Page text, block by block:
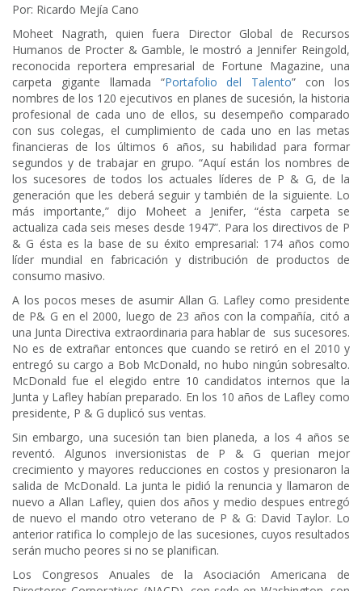
Por: Ricardo Mejía Cano
Moheet Nagrath, quien fuera Director Global de Recursos
Humanos de Procter & Gamble, le mostró a Jennifer Reingold,
reconocida reportera empresarial de Fortune Magazine, una
carpeta gigante llamada “Portafolio del Talento” con los
nombres de los 120 ejecutivos en planes de sucesión, la historia
profesional de cada uno de ellos, su desempeño comparado
con sus colegas, el cumplimiento de cada uno en las metas
financieras de los últimos 6 años, su habilidad para formar
segundos y de trabajar en grupo. “Aquí están los nombres de
los sucesores de todos los actuales líderes de P & G, de la
generación que les deberá seguir y también de la siguiente. Lo
más importante,” dijo Moheet a Jenifer, “ésta carpeta se
actualiza cada seis meses desde 1947”. Para los directivos de P
& G ésta es la base de su éxito empresarial: 174 años como
líder mundial en fabricación y distribución de productos de
consumo masivo.
A los pocos meses de asumir Allan G. Lafley como presidente
de P& G en el 2000, luego de 23 años con la compañía, citó a
una Junta Directiva extraordinaria para hablar de sus sucesores.
No es de extrañar entonces que cuando se retiró en el 2010 y
entregó su cargo a Bob McDonald, no hubo ningún sobresalto.
McDonald fue el elegido entre 10 candidatos internos que la
Junta y Lafley habían preparado. En los 10 años de Lafley como
presidente, P & G duplicó sus ventas.
Sin embargo, una sucesión tan bien planeda, a los 4 años se
reventó. Algunos inversionistas de P & G querian mejor
crecimiento y mayores reducciones en costos y presionaron la
salida de McDonald. La junta le pidió la renuncia y llamaron de
nuevo a Allan Lafley, quien dos años y medio despues entregó
de nuevo el mando otro veterano de P & G: David Taylor. Lo
anterior ratifica lo complejo de las sucesiones, cuyos resultados
serán mucho peores si no se planifican.
Los Congresos Anuales de la Asociación Americana de